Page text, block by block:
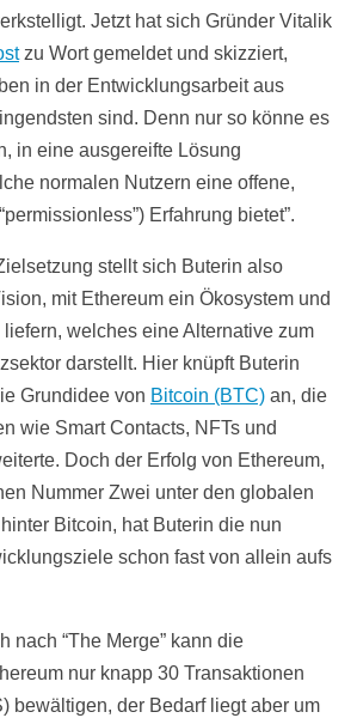
Jetzt hat sich Gründer Vitalik
zu Wort gemeldet und skizziert,
in der Entwicklungsarbeit aus
sind. Denn nur so könne es
in eine ausgereifte Lösung
normalen Nutzern eine offene,
Erfahrung bietet”.
stellt sich Buterin also
mit Ethereum ein Ökosystem und
welches eine Alternative zum
darstellt. Hier knüpft Buterin
Grundidee von Bitcoin (BTC) an, die
wie Smart Contacts, NFTs und
Doch der Erfolg von Ethereum,
Nummer Zwei unter den globalen
Bitcoin, hat Buterin die nun
schon fast von allein aufs
nach “The Merge” kann die
nur knapp 30 Transaktionen
bewältigen, der Bedarf liegt aber um